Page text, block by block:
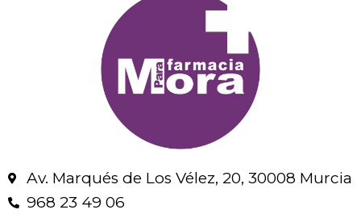
Av. Marqués de Los Vélez, 20, 30008 Murcia
968 23 49 06